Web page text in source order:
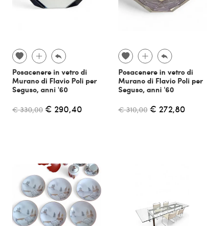
Posacenere in vetro di
Murano di Flavio Poli per
Seguso, anni '60
€ 330,00 € 290,40
Posacenere in vetro di
Murano di Flavio Poli per
Seguso, anni '60
€ 310,00 € 272,80